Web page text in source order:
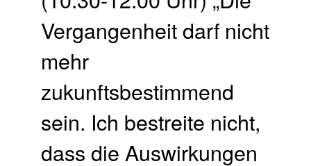
Vergangenheit darf nicht
mehr
zukunftsbestimmend
sein. Ich bestreite nicht,
dass die Auswirkungen